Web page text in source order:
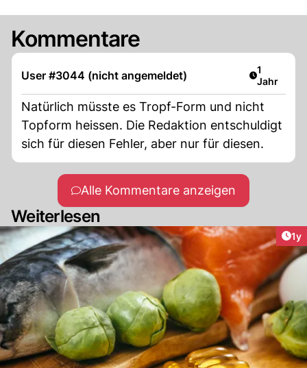
Kommentare
User #3044 (nicht angemeldet) Artikel
1
Jahr
Natürlich müsste es Tropf-Form und nicht
Topform heissen. Die Redaktion entschuldigt
sich für diesen Fehler, aber nur für diesen.
Alle Kommentare anzeigen
Weiterlesen
1y